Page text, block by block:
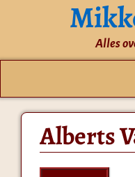
Alles
Alberts